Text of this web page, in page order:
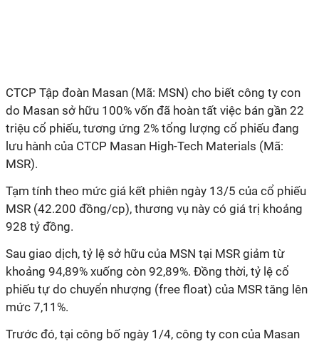
CTCP Tập đoàn Masan (Mã: MSN) cho biết công ty con
do Masan sở hữu 100% vốn đã hoàn tất việc bán gần 22
triệu cổ phiếu, tương ứng 2% tổng lượng cổ phiếu đang
lưu hành của CTCP Masan High-Tech Materials (Mã:
MSR).
Tạm tính theo mức giá kết phiên ngày 13/5 của cổ phiếu
MSR (42.200 đồng/cp), thương vụ này có giá trị khoảng
928 tỷ đồng.
Sau giao dịch, tỷ lệ sở hữu của MSN tại MSR giảm từ
khoảng 94,89% xuống còn 92,89%. Đồng thời, tỷ lệ cổ
phiếu tự do chuyển nhượng (free float) của MSR tăng lên
mức 7,11%.
Trước đó, tại công bố ngày 1/4, công ty con của Masan